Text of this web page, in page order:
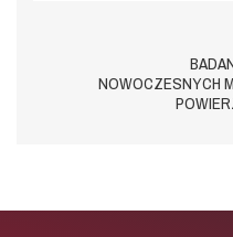
NOWOCZESNYCH